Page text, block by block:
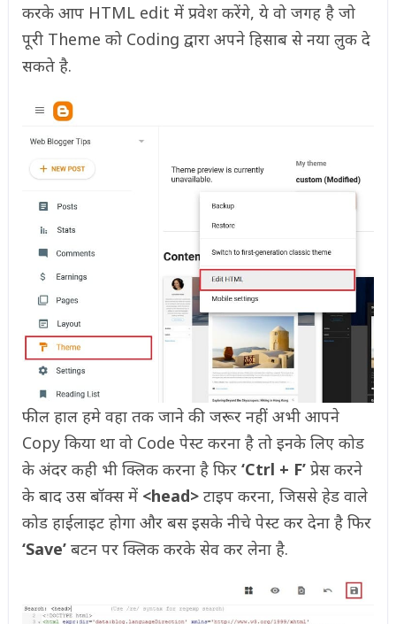
करके आप HTML edit में प्रवेश करेंगे, ये वो जगह है जो
पूरी Theme को Coding द्वारा अपने हिसाब से नया लुक दे
सकते है.
फील हाल हमे वहा तक जाने की जरूर नहीं अभी आपने
Copy किया था वो Code पेस्ट करना है तो इनके लिए कोड
के अंदर कही भी क्लिक करना है फिर ‘Ctrl + F’प्रेस करने
के बाद उस बॉक्स में <head> टाइप करना, जिससे हेड वाले
कोड हाईलाइट होगा और बस इसके नीचे पेस्ट कर देना है फिर
‘Save’बटन पर क्लिक करके सेव कर लेना है.